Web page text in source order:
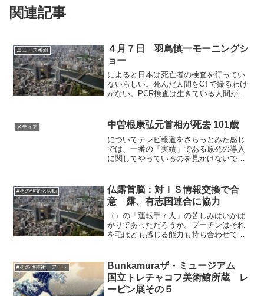
関連記事
ニュース番組
４月７日 羽鳥慎一モーニングシ
ョー
によると日本は死亡者の検査を行ってい
ないらしい。死んだ人間をCTで撮るわけ
がない。PCR検査は生きている人間が優
という記事を読んだので探すと「首相記
者会見全文（１１完）...
メディア 中曽根康弘元首相が死去 101歳
についてテレビ報道をさらっとみた感じ
では、一番の「実績」である原発の導入
に関してやっているのを見かけないです
すよ。また重要なのは日本を失われた３
０年に導いたともされる「...
#その他文化活動
仏露首脳：対ＩＳ情報交換で合
意 露、有志国連合に協力
（）の「運転手７人」の苦しみはいかば
かりであっただろうか。プーチンはそれ
を毛ほども感じる能力も持ち合わせてい
都合の良さそうな情報を無理やり取り上
げます。カルトの謗りを免...
#その他芸術、アート
Bunkamuraザ・ミュージアム
国立トレチャコフ美術館所蔵 レ
ーピン展その５